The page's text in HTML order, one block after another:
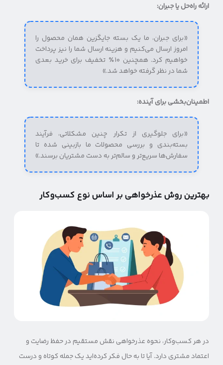
ارائه راه‌حل یا جبران:
«برای جبران، ما یک بسته جایگزین همان محصول را
امروز ارسال می‌کنیم و هزینه ارسال شما را نیز پرداخت
خواهیم کرد. همچنین ۱۰٪ تخفیف برای خرید بعدی
شما در نظر گرفته خواهد شد.»
اطمینان‌بخشی برای آینده:
«برای جلوگیری از تکرار چنین مشکلاتی، فرآیند
بسته‌بندی و بررسی محصولات ما بازبینی شده تا
سفارش‌ها سریع‌تر و سالم‌تر به دست مشتریان برسند.»
بهترین روش عذرخواهی بر اساس نوع کسب‌وکار
در هر کسب‌وکار، نحوه عذرخواهی نقش مستقیم در حفظ رضایت و
اعتماد مشتری دارد. آیا تا به حال فکر کرده‌اید یک جمله کوتاه و درست